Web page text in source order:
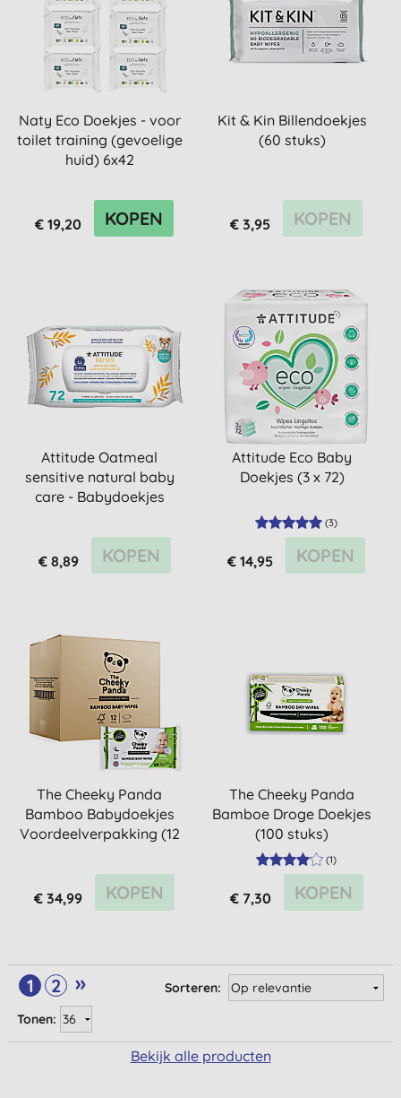
Naty Eco Doekjes - voor
toilet training (gevoelige
huid) 6x42
€ 19,20 KOPEN
Kit & Kin Billendoekjes
(60 stuks)
€ 3,95 KOPEN
Attitude Oatmeal
sensitive natural baby
care - Babydoekjes
€ 8,89 KOPEN
Attitude Eco Baby
Doekjes (3 x 72)
(3)
€ 14,95 KOPEN
The Cheeky Panda
Bamboo Babydoekjes
Voordeelverpakking (12
€ 34,99 KOPEN
The Cheeky Panda
Bamboe Droge Doekjes
(100 stuks)
(1)
€ 7,30 KOPEN
1 2 »
Sorteren:
Tonen:
Bekijk alle producten